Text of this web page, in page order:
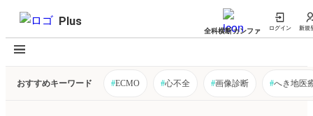
Plus
全科横断カンファ ログイン 新規
おすすめキーワード #ECMO #心不全 #画像診断 #へき地医